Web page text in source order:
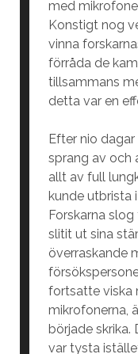
med
Konstigt nog
vinna
förråda de
tillsammans
detta var en
Efter nio
sprang av och
allt av full
kunde utbrista
Forskarna
slitit ut sina
överraskande
fortsatte viska
mikrofonerna,
började skrika.
var tysta